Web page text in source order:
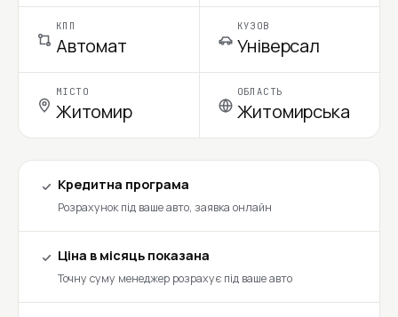
КПП
Автомат
КУЗОВ
Універсал
МІСТО
Житомир
ОБЛАСТЬ
Житомирська
Кредитна програма
Розрахунок під ваше авто, заявка онлайн
Ціна в місяць показана
Точну суму менеджер розрахує під ваше авто